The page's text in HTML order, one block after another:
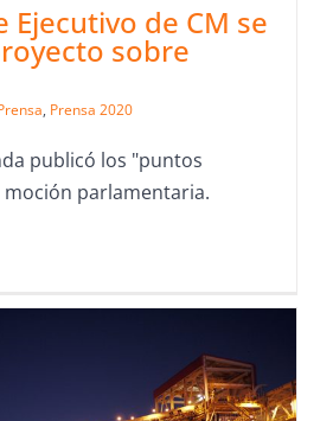
Ejecutivo de CM se
sobre
, Prensa 2020
publicó los "puntos
moción parlamentaria.